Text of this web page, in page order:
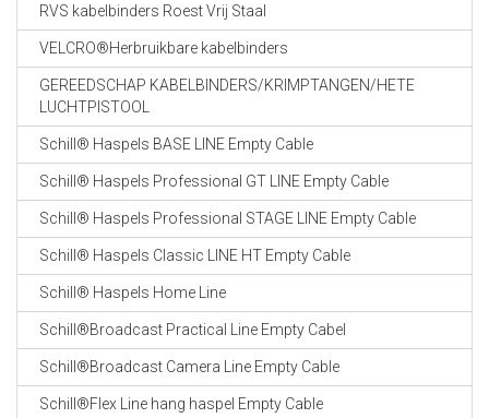
RVS kabelbinders Roest Vrij Staal
VELCRO®Herbruikbare kabelbinders
GEREEDSCHAP KABELBINDERS/KRIMPTANGEN/HETE
LUCHTPISTOOL
Schill® Haspels BASE LINE Empty Cable
Schill® Haspels Professional GT LINE Empty Cable
Schill® Haspels Professional STAGE LINE Empty Cable
Schill® Haspels Classic LINE HT Empty Cable
Schill® Haspels Home Line
Schill®Broadcast Practical Line Empty Cabel
Schill®Broadcast Camera Line Empty Cable
Schill®Flex Line hang haspel Empty Cable